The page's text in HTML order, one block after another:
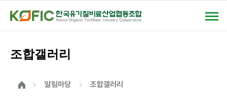
상단
모바일메뉴
조합갤러리
알림마당 조합갤러리